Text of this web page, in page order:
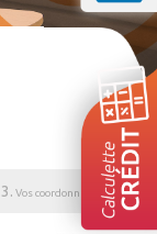
3. Vos coordonnées